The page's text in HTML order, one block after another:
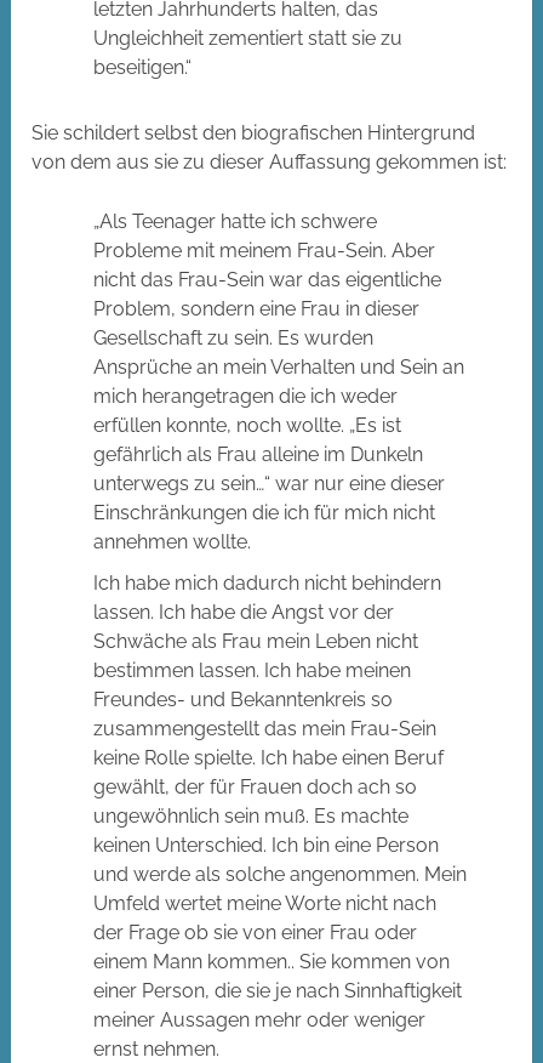
letzten Jahrhunderts halten, das
Ungleichheit zementiert statt sie zu
beseitigen.“
Sie schildert selbst den biografischen Hintergrund
von dem aus sie zu dieser Auffassung gekommen ist:
„Als Teenager hatte ich schwere
Probleme mit meinem Frau-Sein. Aber
nicht das Frau-Sein war das eigentliche
Problem, sondern eine Frau in dieser
Gesellschaft zu sein. Es wurden
Ansprüche an mein Verhalten und Sein an
mich herangetragen die ich weder
erfüllen konnte, noch wollte. „Es ist
gefährlich als Frau alleine im Dunkeln
unterwegs zu sein…“ war nur eine dieser
Einschränkungen die ich für mich nicht
annehmen wollte.
Ich habe mich dadurch nicht behindern
lassen. Ich habe die Angst vor der
Schwäche als Frau mein Leben nicht
bestimmen lassen. Ich habe meinen
Freundes- und Bekanntenkreis so
zusammengestellt das mein Frau-Sein
keine Rolle spielte. Ich habe einen Beruf
gewählt, der für Frauen doch ach so
ungewöhnlich sein muß. Es machte
keinen Unterschied. Ich bin eine Person
und werde als solche angenommen. Mein
Umfeld wertet meine Worte nicht nach
der Frage ob sie von einer Frau oder
einem Mann kommen.. Sie kommen von
einer Person, die sie je nach Sinnhaftigkeit
meiner Aussagen mehr oder weniger
ernst nehmen.